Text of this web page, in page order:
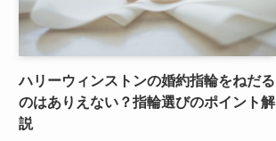
ハリーウィンストンの婚約指輪をねだる
のはありえない？指輪選びのポイント解
説